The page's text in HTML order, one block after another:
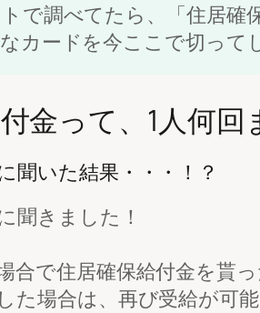
で調べてたら、「住居確
カードを今ここで切って
金って、1人何回
聞いた結果・・・！？
聞きました！
合で住居確保給付金を貰
た場合は、再び受給が可能